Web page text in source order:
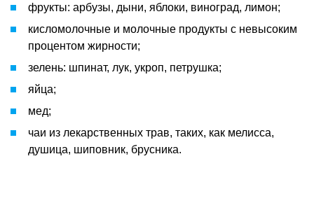
фрукты: арбузы, дыни, яблоки, виноград, лимон;
кисломолочные и молочные продукты с невысоким
процентом жирности;
зелень: шпинат, лук, укроп, петрушка;
яйца;
мед;
чаи из лекарственных трав, таких, как мелисса,
душица, шиповник, брусника.